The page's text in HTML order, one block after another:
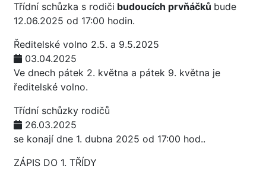
Třídní schůzka s rodiči budoucích prvňáčků bude
12.06.2025 od 17:00 hodin.
Ředitelské volno 2.5. a 9.5.2025
03.04.2025
Ve dnech pátek 2. května a pátek 9. května je
ředitelské volno.
Třídní schůzky rodičů
26.03.2025
se konají dne 1. dubna 2025 od 17:00 hod..
ZÁPIS DO 1. TŘÍDY